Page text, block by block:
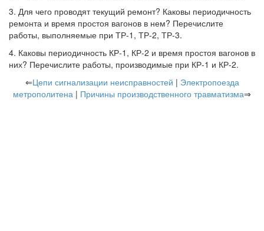
3. Для чего проводят текущий ремонт? Каковы периодичность
ремонта и время простоя вагонов в нем? Перечислите
работы, выполняемые при ТР-1, ТР-2, ТР-3.
4. Каковы периодичность КР-1, КР-2 и время простоя вагонов в
них? Перечислите работы, производимые при КР-1 и КР-2.
⇐Цепи сигнализации неисправностей | Электропоезда
метрополитена | Причины производственного травматизма⇒